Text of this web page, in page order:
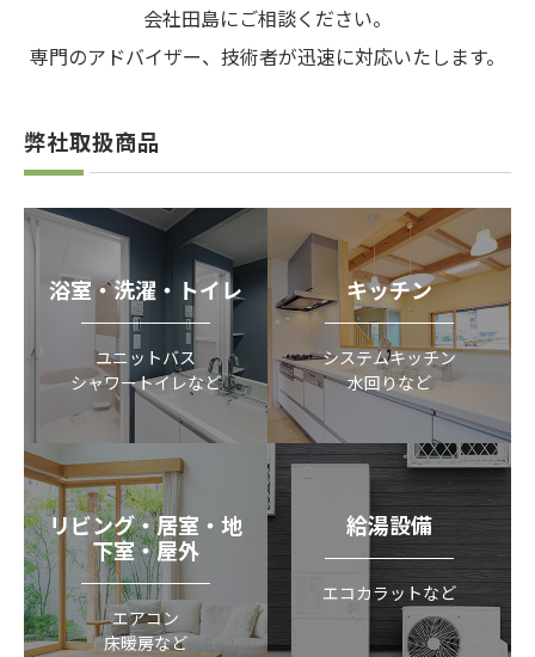
会社田島にご相談ください。
専門のアドバイザー、技術者が迅速に対応いたします。
弊社取扱商品
浴室・洗濯・トイレ
ユニットバス
シャワートイレなど
キッチン
システムキッチン
水回りなど
リビング・居室・地
下室・屋外
エアコン
床暖房など
給湯設備
エコカラットなど